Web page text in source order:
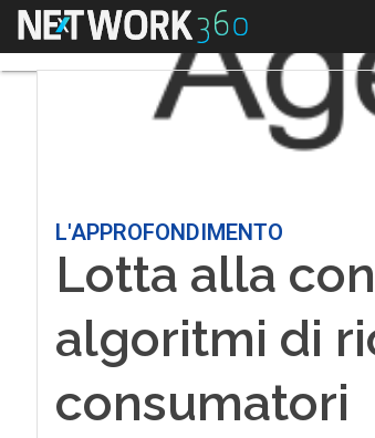
Menu
L'APPROFONDIMENTO
Lotta alla
algoritmi di
consumatori